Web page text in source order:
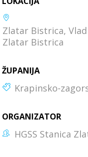
Zlatar Bistrica,
Zlatar Bistrica
ŽUPANIJA
Krapinsko-
ORGANIZATOR
HGSS Stanica